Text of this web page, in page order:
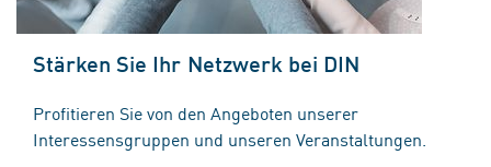
Stärken Sie Ihr Netzwerk bei DIN
Profitieren Sie von den Angeboten unserer
Interessensgruppen und unseren Veranstaltungen.